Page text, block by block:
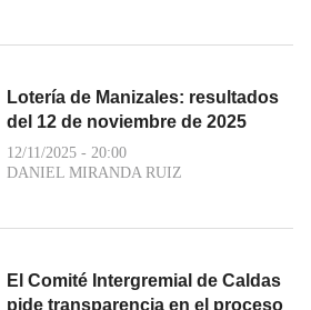
Lotería de Manizales: resultados
del 12 de noviembre de 2025
12/11/2025 - 20:00
DANIEL MIRANDA RUIZ
El Comité Intergremial de Caldas
pide transparencia en el proceso